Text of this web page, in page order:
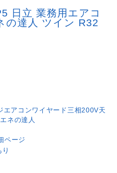
日立 業務用エアコ
の達人 ツイン R32
エアコンワイヤード 三相200V天
ネの達人